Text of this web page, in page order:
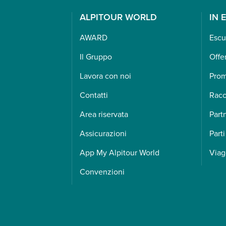
ALPITOUR WORLD
AWARD
Il Gruppo
Lavora con noi
Contatti
Area riservata
Assicurazioni
App My Alpitour World
Convenzioni
IN